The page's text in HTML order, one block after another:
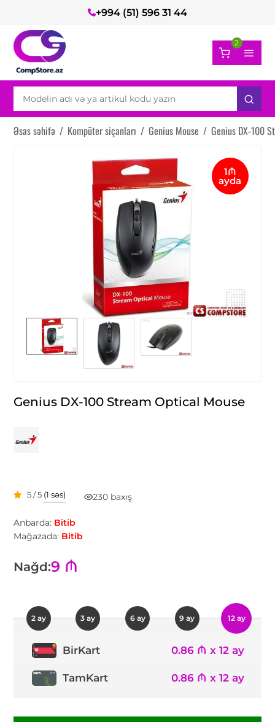
+994 (51) 596 31 44
2
Əsas səhifə / Kompüter siçanları / Genius Mouse / Genius DX-100
1₼
ayda
Genius DX-100 Stream Optical Mouse
5 / 5 (1 səs) 230 baxış
Anbarda: Bitib
Mağazada: Bitib
Nağd:9 ₼
2 ay 3 ay 6 ay 9 ay 12 ay
BirKart 0.86 ₼ x 12 ay
TamKart 0.86 ₼ x 12 ay